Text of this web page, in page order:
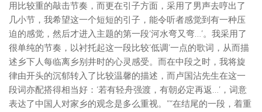
用比较重的敲击节奏，而更在引子方面，采用了男声去哼出了
几小节，我希望这一个短短的引子，能令听者感觉到有一种压
迫的感觉，然后才进入主题的第一段‘河水弯又弯…’。我采用了
很单纯的节奏，以衬托起这一段比较‘低调’一点的歌词，从而描
述乡下人每临离乡别井时的心灵感受。而在中段之时，我将旋
律由开头的沉郁转入了比较温馨的描述，而卢国沾先生在这一
段词亦配搭得相当好：‘若有轻舟强渡，有朝必定再返…’，词意
表达了中国人对家乡的观念是多么重视。”“在结尾的一段，着重